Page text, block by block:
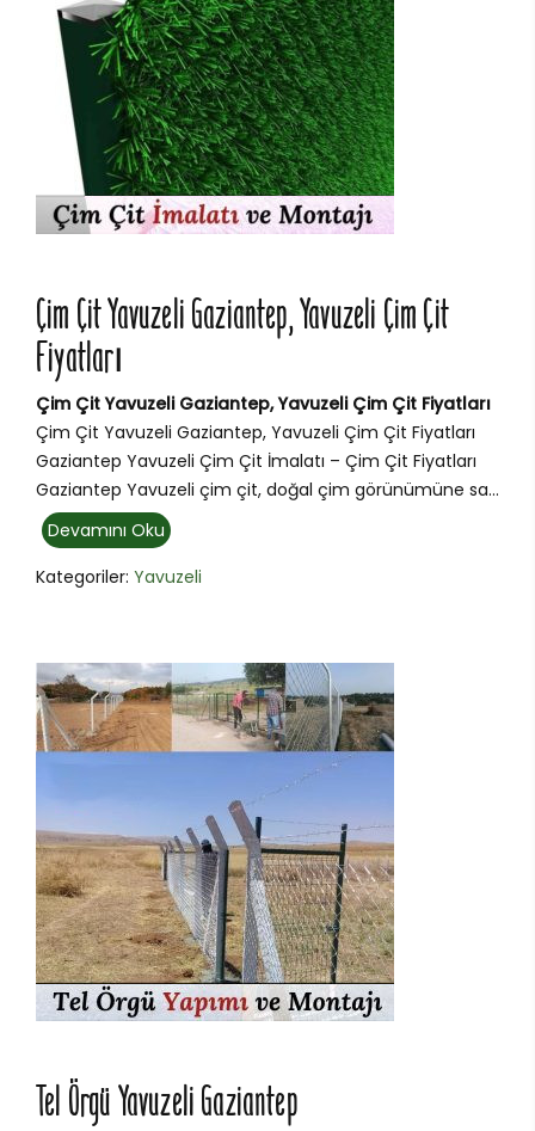
Çim Çit Yavuzeli Gaziantep, Yavuzeli Çim Çit
Fiyatları
Çim Çit Yavuzeli Gaziantep, Yavuzeli Çim Çit Fiyatları
Çim Çit Yavuzeli Gaziantep, Yavuzeli Çim Çit Fiyatları
Gaziantep Yavuzeli Çim Çit İmalatı – Çim Çit Fiyatları
Gaziantep Yavuzeli çim çit, doğal çim görünümüne sa...
Devamını Oku
Kategoriler: Yavuzeli
Tel Örgü Yavuzeli Gaziantep